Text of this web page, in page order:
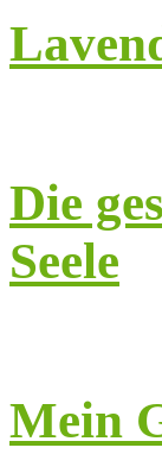
Die
Seele
Mein